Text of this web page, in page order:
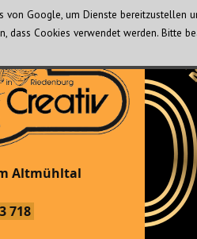
Altmühltal
Altmühltal
718
von Google, um Dienste bereitzustellen
dass Cookies verwendet werden. Bitte